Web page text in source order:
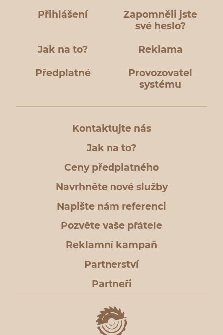
Přihlášení
Zapomněli jste
své heslo?
Jak na to? Reklama
Předplatné
Provozovatel
systému
Kontaktujte nás
Jak na to?
Ceny předplatného
Navrhněte nové služby
Napište nám referenci
Pozvěte vaše přátele
Reklamní kampaň
Partnerství
Partneři